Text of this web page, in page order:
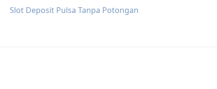
Slot Deposit Pulsa Tanpa Potongan